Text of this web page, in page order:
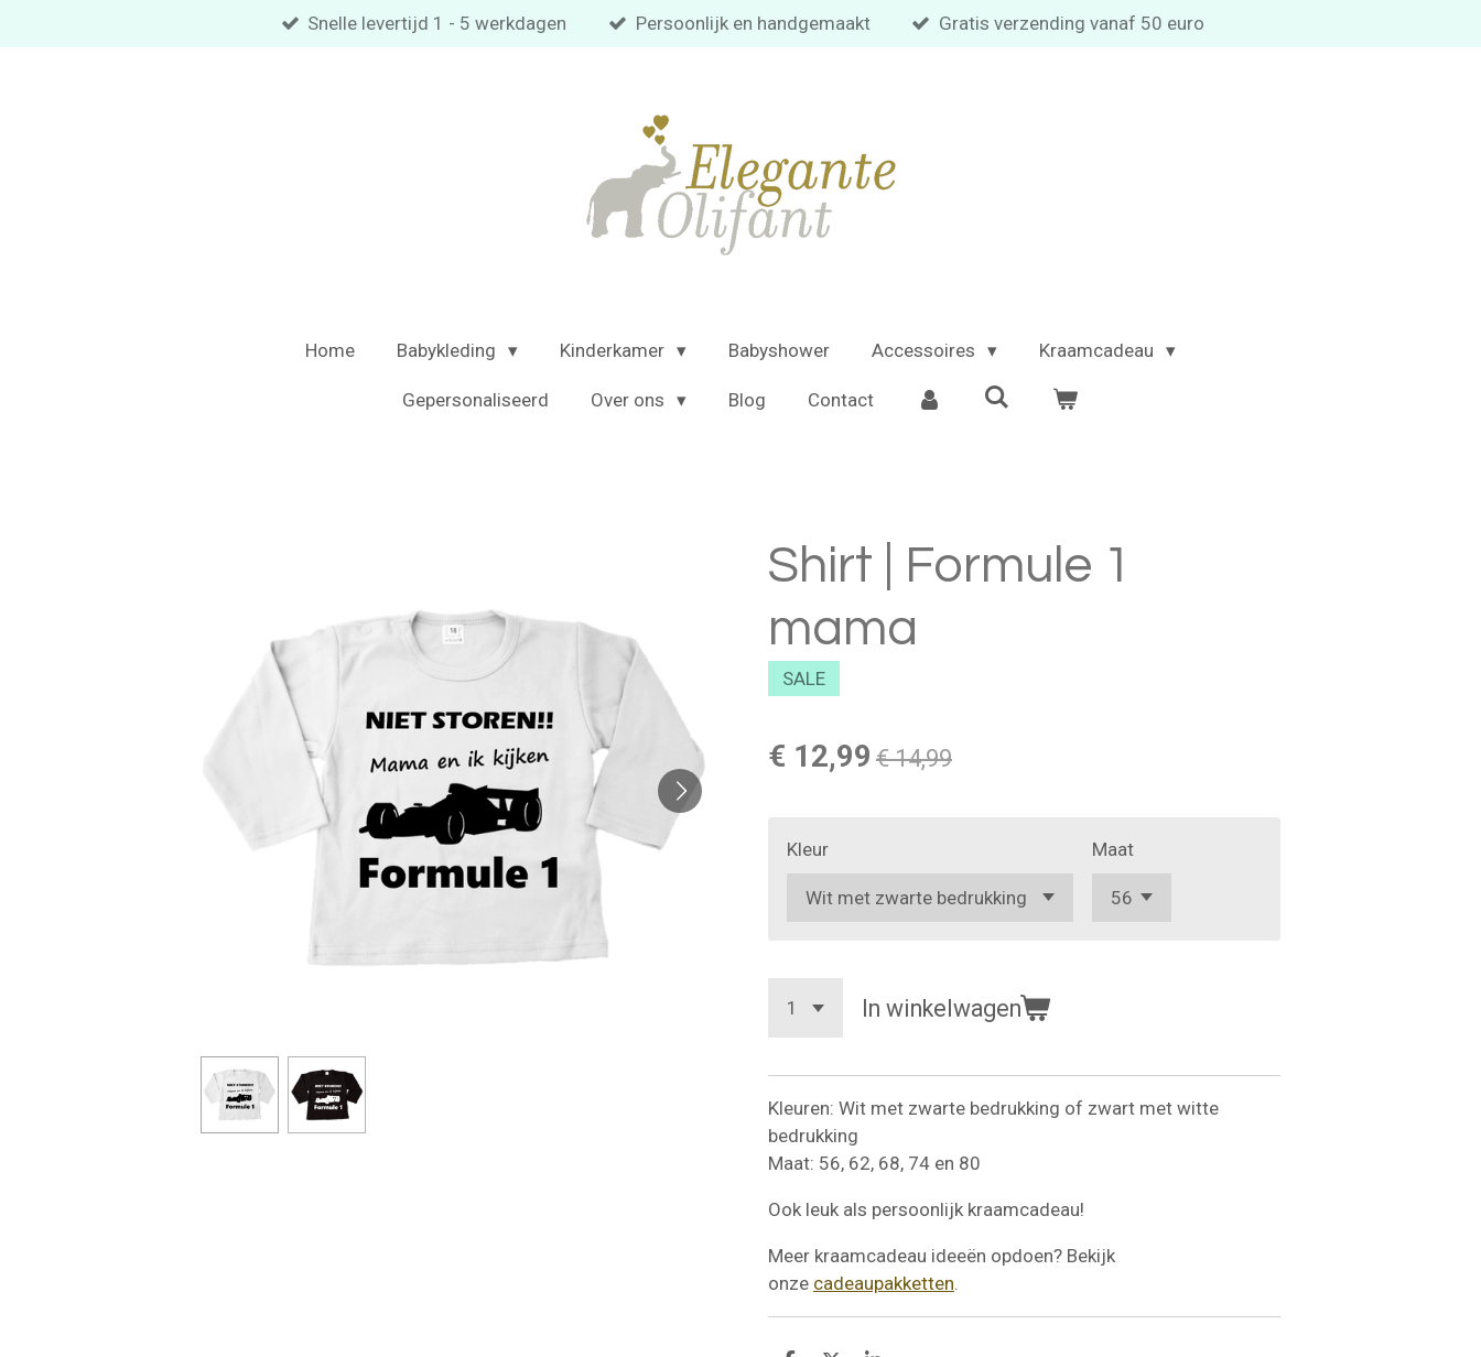
direct
Snelle levertijd 1 - 5 werkdagen Persoonlijk en handgemaakt Gratis verzending vanaf 50 euro
Home Babykleding Kinderkamer Babyshower Accessoires Kraamcadeau
Gepersonaliseerd Over ons Blog Contact
Shirt | Formule 1
mama
SALE
€ 12,99 € 14,99
Kleur Maat
In winkelwagen
Kleuren: Wit met zwarte bedrukking of zwart met witte
bedrukking
Maat: 56, 62, 68, 74 en 80
Ook leuk als persoonlijk kraamcadeau!
Meer kraamcadeau ideeën opdoen? Bekijk
onze cadeaupakketten